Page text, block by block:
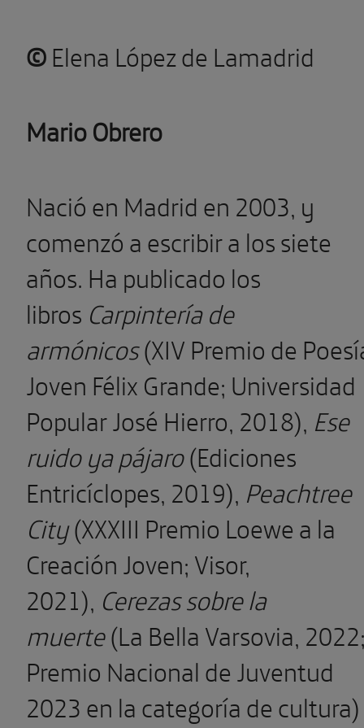
©Elena López de Lamadrid
Mario Obrero
Nació en Madrid en 2003, y
comenzó a escribir a los siete
años. Ha publicado los
libros Carpintería de
armónicos(XIV Premio de
Joven Félix Grande; Universidad
Popular José Hierro, 2018), Ese
ruido ya pájaro(Ediciones
Entricíclopes, 2019), Peachtree
City(XXXIII Premio Loewe a la
Creación Joven; Visor,
2021), Cerezas sobre la
muerte(La Bella Varsovia,
Premio Nacional de Juventud
2023 en la categoría de cultura)